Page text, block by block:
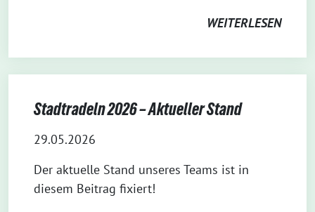
WEITERLESEN
Stadtradeln 2026 – Aktueller Stand
29.05.2026
Der aktuelle Stand unseres Teams ist in
diesem Beitrag fixiert!